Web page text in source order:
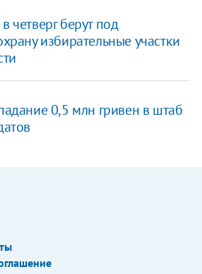
четверг берут под
избирательные участки
0,5 млн гривен в штаб